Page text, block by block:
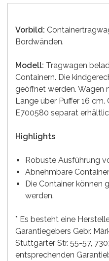
Vorbild:
Bordwänden.
Modell: Tragwagen
Containern. Die
geöffnet werden. Wagen
Länge über Puffer 16
E700580 separat
Highlights
Robuste Ausführung
Abnehmbare
Die Container können
werden.
* Es besteht eine
Garantiegebers Gebr.
Stuttgarter Str. 55-57,
entsprechenden